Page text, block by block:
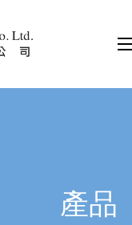
產品